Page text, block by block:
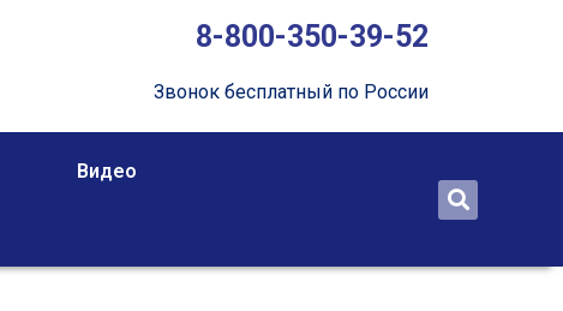
8-800-350-39-52
Звонок бесплатный по России
Видео